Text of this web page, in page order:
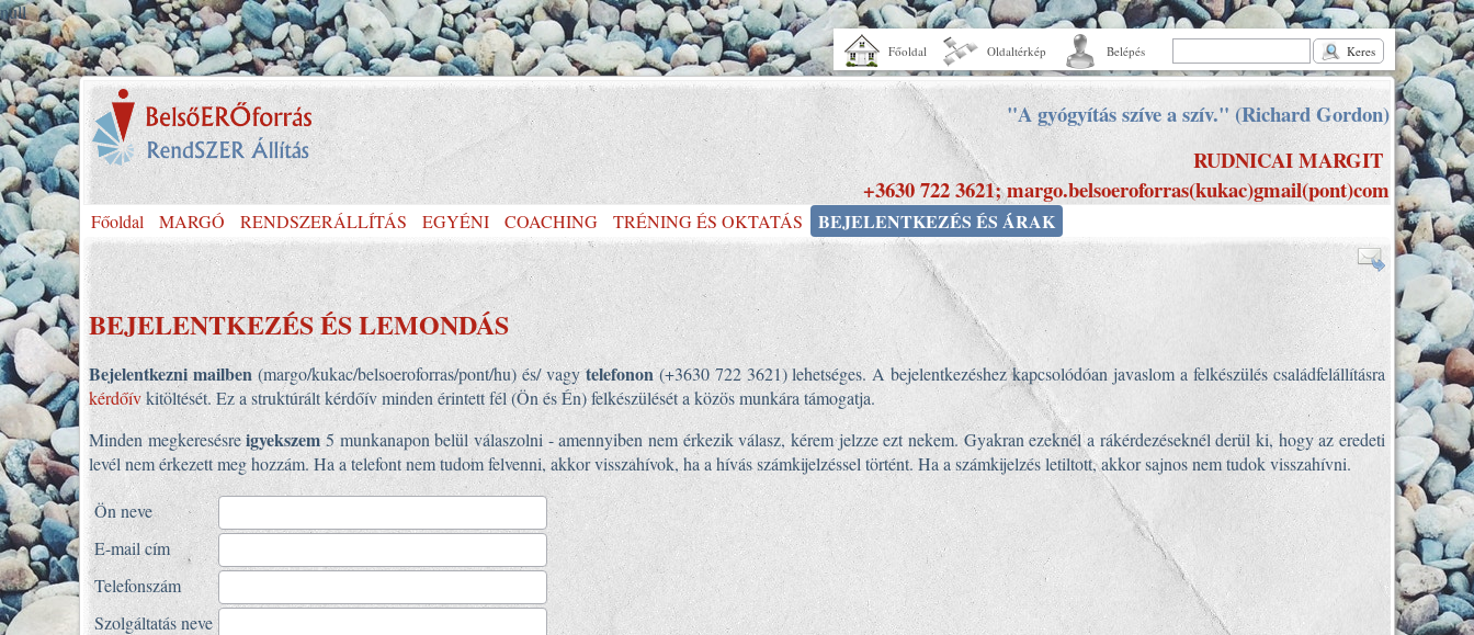
null
Főoldal Oldaltérkép Belépés Keres
"A gyógyítás szíve a szív." (Richard Gordon)
RUDNICAI MARGIT
+3630 722 3621; margo.belsoeroforras(kukac)gmail(pont)com
Főoldal MARGÓ RENDSZERÁLLÍTÁS EGYÉNI COACHING TRÉNING ÉS OKTATÁS BEJELENTKEZÉS ÉS ÁRAK
BEJELENTKEZÉS ÉS LEMONDÁS
Bejelentkezni mailben(margo/kukac/belsoeroforras/pont/hu) és/ vagytelefonon(+3630 722 3621) lehetséges. A bejelentkezéshez kapcsolódóan javaslom a felkészülés családfelállításra
kérdőívkitöltését. Ez a struktúrált kérdőív minden érintett fél (Ön és Én) felkészülését a közös munkára támogatja.
Minden megkeresésreigyekszem5 munkanapon belül válaszolni - amennyiben nem érkezik válasz, kérem jelzze ezt nekem. Gyakran ezeknél a rákérdezéseknél derül ki, hogy az eredeti
levél nem érkezett meg hozzám. Ha a telefont nem tudom felvenni, akkor visszahívok, ha a hívás számkijelzéssel történt. Ha a számkijelzés letiltott, akkor sajnos nem tudok visszahívni.
Ön neve
E-mail cím
Telefonszám
Szolgáltatás neve